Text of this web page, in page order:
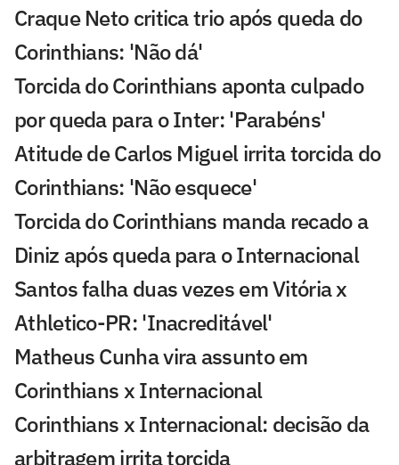
Craque Neto critica trio após queda do
Corinthians: 'Não dá'
Torcida do Corinthians aponta culpado
por queda para o Inter: 'Parabéns'
Atitude de Carlos Miguel irrita torcida do
Corinthians: 'Não esquece'
Torcida do Corinthians manda recado a
Diniz após queda para o Internacional
Santos falha duas vezes em Vitória x
Athletico-PR: 'Inacreditável'
Matheus Cunha vira assunto em
Corinthians x Internacional
Corinthians x Internacional: decisão da
arbitragem irrita torcida